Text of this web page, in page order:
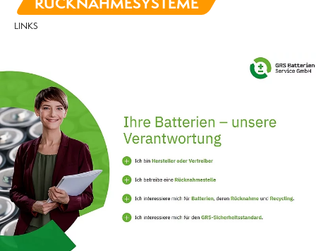
RÜCKNAHME­SYSTEME
LINKS